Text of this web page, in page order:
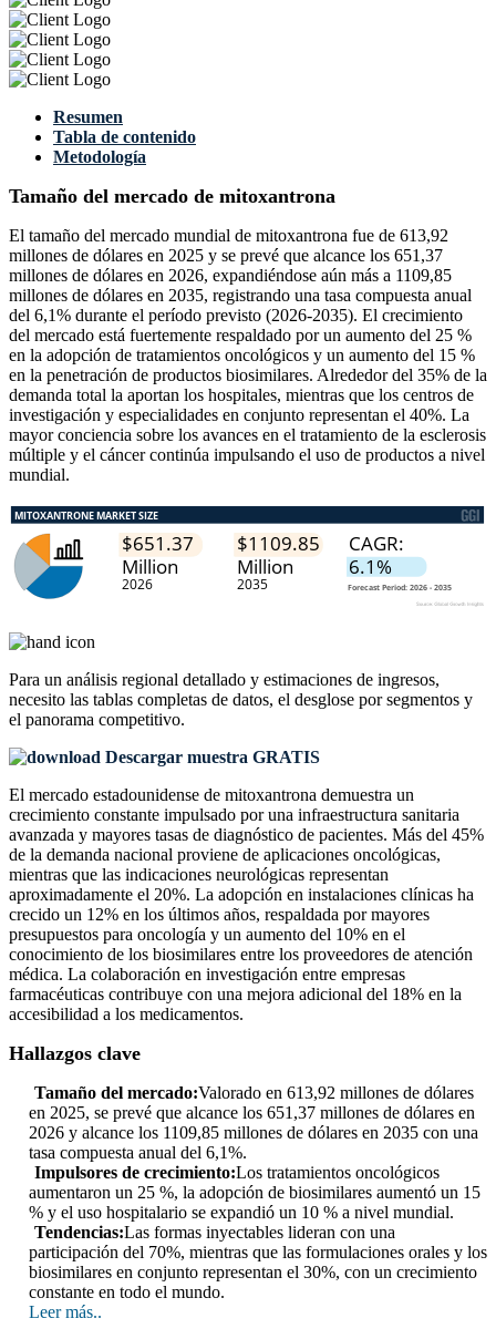
Resumen
Tabla de contenido
Metodología
Tamaño del mercado de mitoxantrona
El tamaño del mercado mundial de mitoxantrona fue de 613,92
millones de dólares en 2025 y se prevé que alcance los 651,37
millones de dólares en 2026, expandiéndose aún más a 1109,85
millones de dólares en 2035, registrando una tasa compuesta anual
del 6,1% durante el período previsto (2026-2035). El crecimiento
del mercado está fuertemente respaldado por un aumento del 25 %
en la adopción de tratamientos oncológicos y un aumento del 15 %
en la penetración de productos biosimilares. Alrededor del 35% de la
demanda total la aportan los hospitales, mientras que los centros de
investigación y especialidades en conjunto representan el 40%. La
mayor conciencia sobre los avances en el tratamiento de la esclerosis
múltiple y el cáncer continúa impulsando el uso de productos a nivel
mundial.
Para un análisis regional detallado y estimaciones de ingresos,
necesito las tablas completas de datos, el desglose por segmentos y
el panorama competitivo.
Descargar muestra GRATIS
El mercado estadounidense de mitoxantrona demuestra un
crecimiento constante impulsado por una infraestructura sanitaria
avanzada y mayores tasas de diagnóstico de pacientes. Más del 45%
de la demanda nacional proviene de aplicaciones oncológicas,
mientras que las indicaciones neurológicas representan
aproximadamente el 20%. La adopción en instalaciones clínicas ha
crecido un 12% en los últimos años, respaldada por mayores
presupuestos para oncología y un aumento del 10% en el
conocimiento de los biosimilares entre los proveedores de atención
médica. La colaboración en investigación entre empresas
farmacéuticas contribuye con una mejora adicional del 18% en la
accesibilidad a los medicamentos.
Hallazgos clave
Tamaño del mercado:Valorado en 613,92 millones de dólares
en 2025, se prevé que alcance los 651,37 millones de dólares en
2026 y alcance los 1109,85 millones de dólares en 2035 con una
tasa compuesta anual del 6,1%.
Impulsores de crecimiento:Los tratamientos oncológicos
aumentaron un 25 %, la adopción de biosimilares aumentó un 15
% y el uso hospitalario se expandió un 10 % a nivel mundial.
Tendencias:Las formas inyectables lideran con una
participación del 70%, mientras que las formulaciones orales y los
biosimilares en conjunto representan el 30%, con un crecimiento
constante en todo el mundo.
Leer más..